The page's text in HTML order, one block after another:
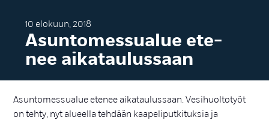
10 elokuun, 2018
Asun­to­mes­sua­lue ete­
nee ai­ka­tau­lus­saan
Asuntomessualue etenee aikataulussaan. Vesihuoltotyöt
on tehty, nyt alueella tehdään kaapeliputkituksia ja